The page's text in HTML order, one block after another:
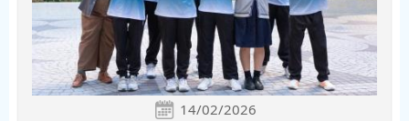
14/02/2026